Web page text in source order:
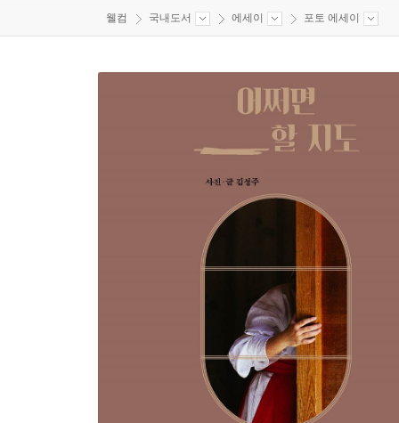
웰컴 국내도서 에세이 포토 에세이